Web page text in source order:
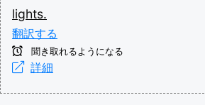
lights.
翻訳する
聞き取れるようになる
詳細